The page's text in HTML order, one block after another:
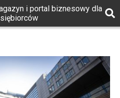
i portal biznesowy dla